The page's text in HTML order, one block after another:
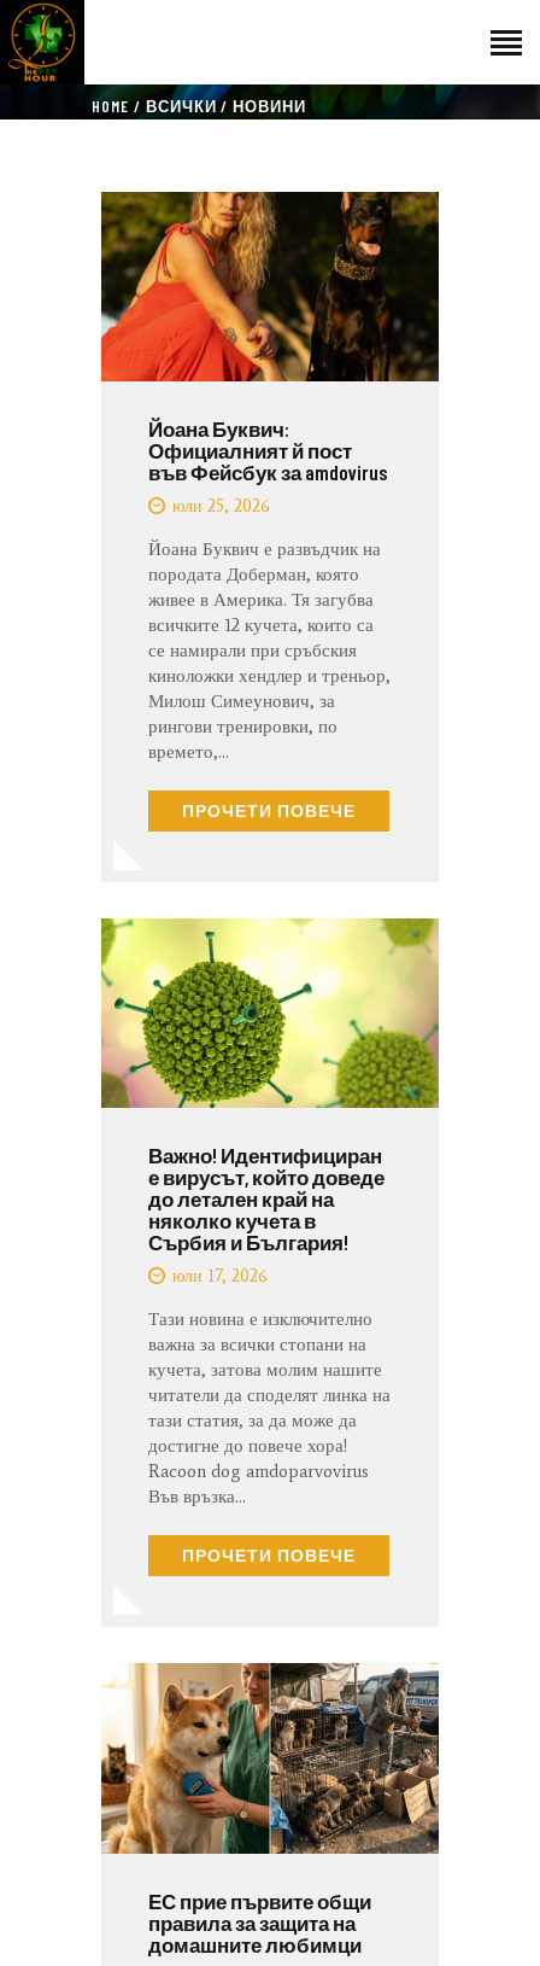
HOME ВСИЧКИ НОВИНИ
ЕКИП
КАТАЛОГ
THE VET HOUR
БЛОГ
КОНТАКТ
Йоана Буквич:
Официалният й пост
във Фейсбук за amdovirus
юли 25, 2026
Йоана Буквич е развъдчик на
породата Доберман, която
живее в Америка. Тя загубва
всичките 12 кучета, които са
се намирали при сръбския
киноложки хендлер и треньор,
Милош Симеунович, за
рингови тренировки, по
времето,…
ПРОЧЕТИ ПОВЕЧЕ
Важно! Идентифициран
е вирусът, който доведе
до летален край на
няколко кучета в
Сърбия и България!
юли 17, 2026
Тази новина е изключително
важна за всички стопани на
кучета, затова молим нашите
читатели да споделят линка на
тази статия, за да може да
достигне до повече хора!
Racoon dog amdoparvovirus
Във връзка…
ПРОЧЕТИ ПОВЕЧЕ
ЕС прие първите общи
правила за защита на
домашните любимци